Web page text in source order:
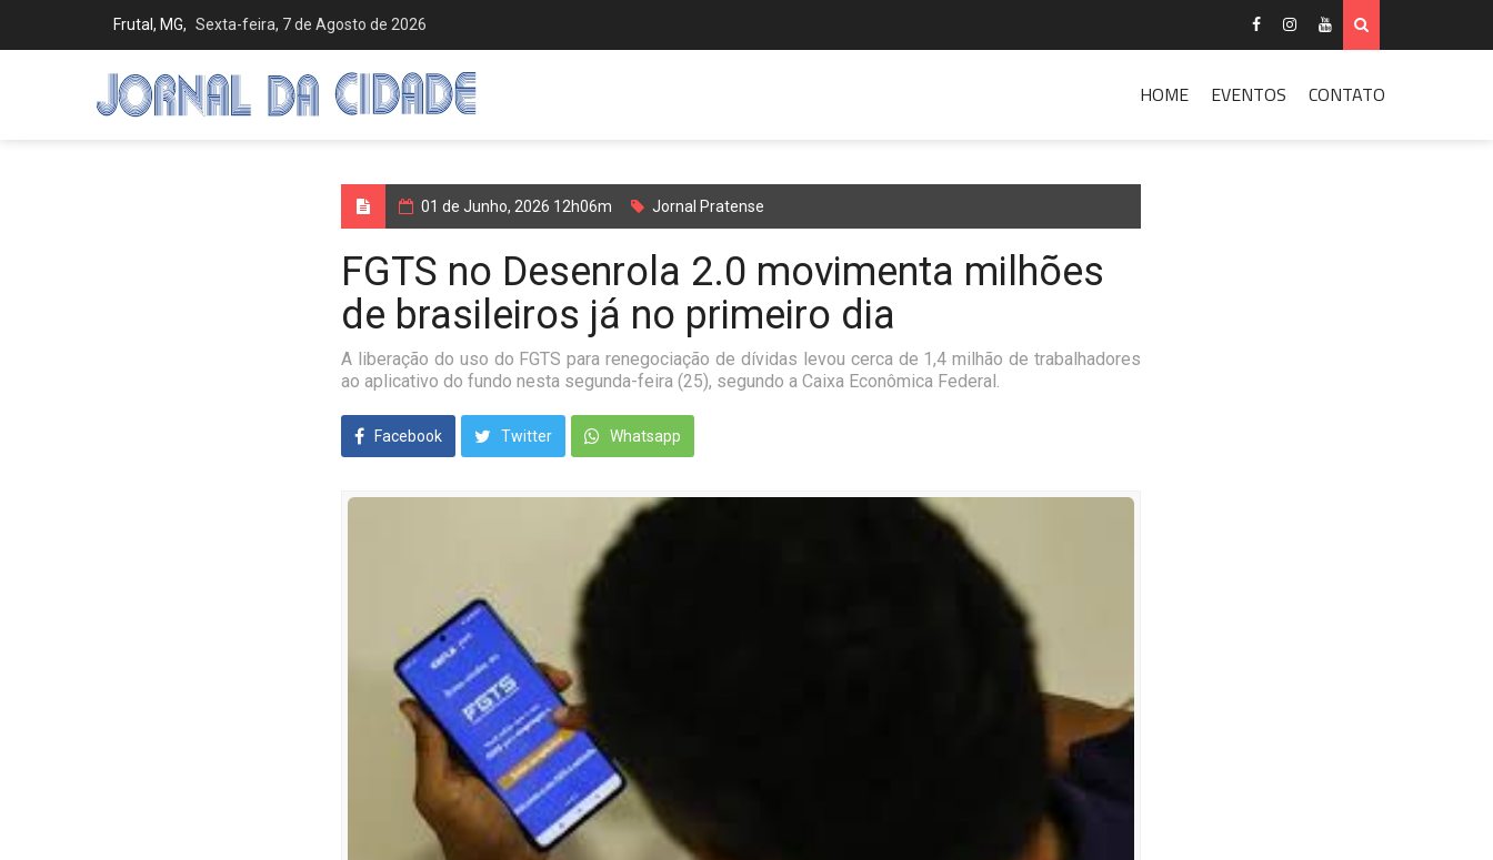
Frutal, MG, Sexta-feira, 7 de Agosto de 2026
HOME EVENTOS CONTATO
01 de Junho, 2026 12h06m Jornal Pratense
FGTS no Desenrola 2.0 movimenta milhões
de brasileiros já no primeiro dia
A liberação do uso do FGTS para renegociação de dívidas levou cerca de 1,4 milhão de trabalhadores
ao aplicativo do fundo nesta segunda-feira (25), segundo a Caixa Econômica Federal.
Facebook Twitter Whatsapp